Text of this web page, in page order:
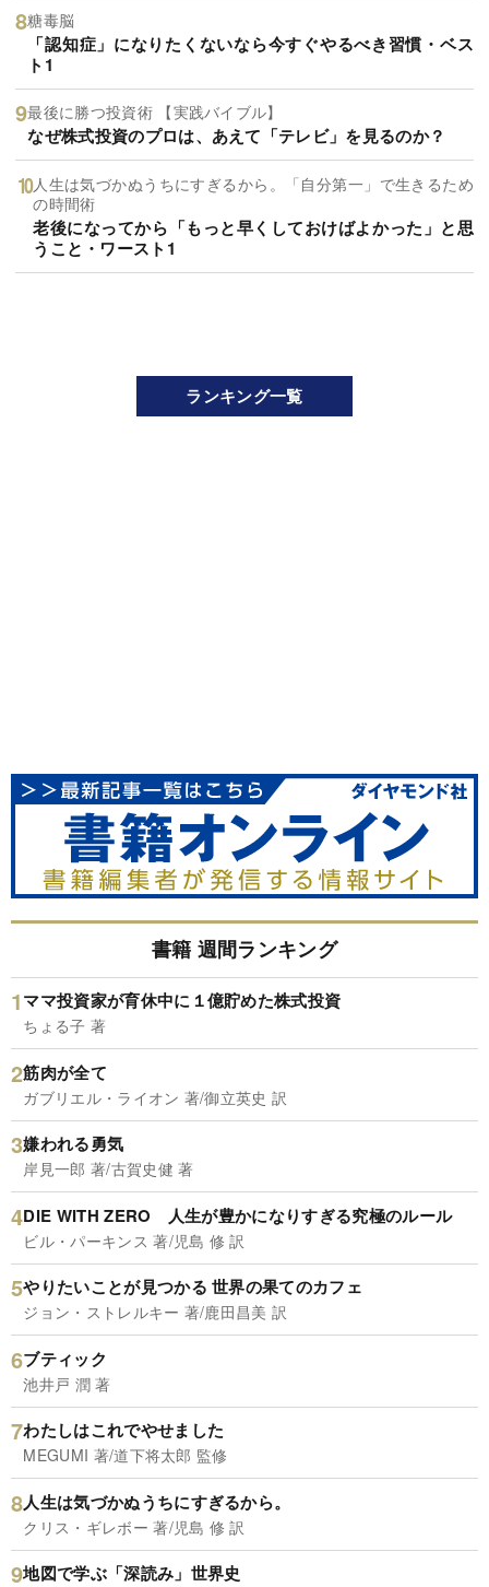
糖毒脳
「認知症」になりたくないなら今すぐやるべき習慣・ベス
ト1
最後に勝つ投資術 【実践バイブル】
なぜ株式投資のプロは、あえて「テレビ」を見るのか？
人生は気づかぬうちにすぎるから。「自分第一」で生きるため
の時間術
老後になってから「もっと早くしておけばよかった」と思
うこと・ワースト1
ランキング一覧
書籍 週間ランキング
ママ投資家が育休中に１億貯めた株式投資
ちょる子 著
筋肉が全て
ガブリエル・ライオン 著/御立英史 訳
嫌われる勇気
岸見一郎 著/古賀史健 著
DIE WITH ZERO 人生が豊かになりすぎる究極のルール
ビル・パーキンス 著/児島 修 訳
やりたいことが見つかる 世界の果てのカフェ
ジョン・ストレルキー 著/鹿田昌美 訳
ブティック
池井戸 潤 著
わたしはこれでやせました
MEGUMI 著/道下将太郎 監修
人生は気づかぬうちにすぎるから。
クリス・ギレボー 著/児島 修 訳
地図で学ぶ「深読み」世界史